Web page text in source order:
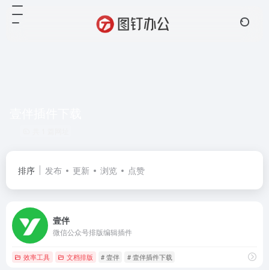
排序 发布 更新 浏览 点赞
壹伴
微信公众号排版编辑插件
效率工具 文档排版 # 壹伴 # 壹伴插件下载